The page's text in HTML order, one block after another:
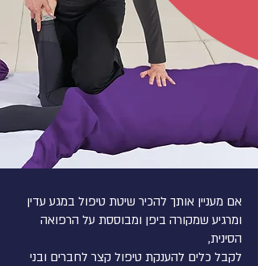
אם מעניין אותך להכיר שיטת טיפול במגע עדין
ומרגיע שמקורה ביפן ומבוססת על הרפואה
הסינית,
לקבל כלים להענקת טיפול קצר לחברים ובני